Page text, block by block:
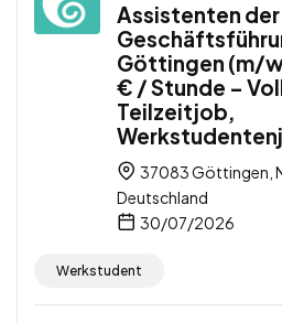
Assistenten der
Göttingen (m/
€ / Stunde –
Teilzeitjob,
37083 Göttingen,
Deutschland
30/07/2026
Werkstudent